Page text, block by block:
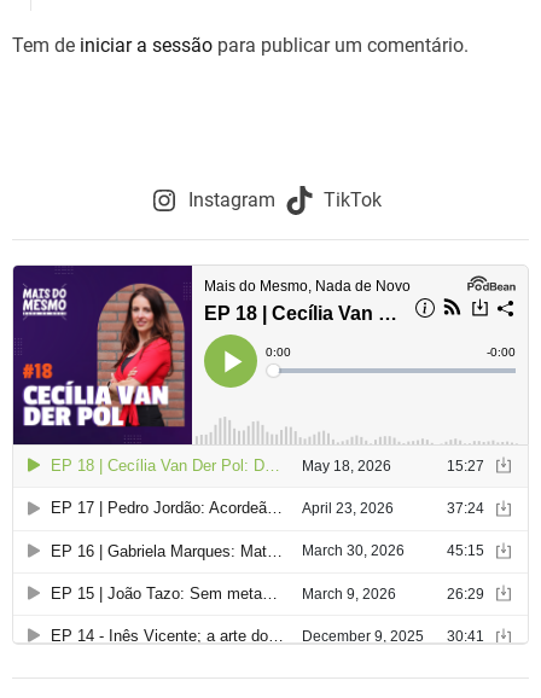
Tem de iniciar a sessão para publicar um comentário.
Instagram TikTok